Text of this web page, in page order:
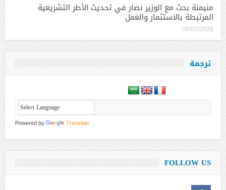
منيمنة بحث مع الوزير نصار في تحديث الأطر التشريعية
المرتبطة بالاستثمار والعمل
08/07/2026
ترجمة
Powered by Translate
FOLLOW US